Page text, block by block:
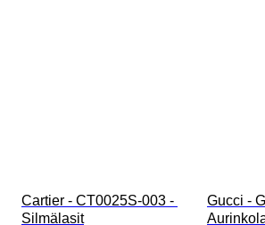
Cartier - CT0025S-003 -
Silmälasit
Gucci -